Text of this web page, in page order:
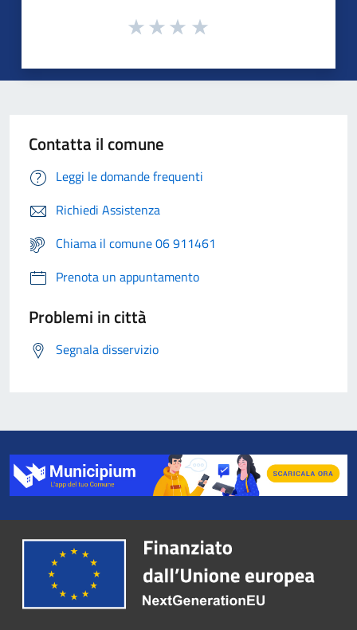
Contatta il comune
Leggi le domande frequenti
Richiedi Assistenza
Chiama il comune 06 911461
Prenota un appuntamento
Problemi in città
Segnala disservizio